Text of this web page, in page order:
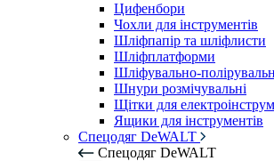
Цифенбори
Чохли для інструментів
Шліфпапір та шліфлисти
Шліфплатформи
Шліфувально-
Шнури розмічувальні
Щітки для
Ящики для інструментів
Спецодяг DeWALT
Спецодяг DeWALT